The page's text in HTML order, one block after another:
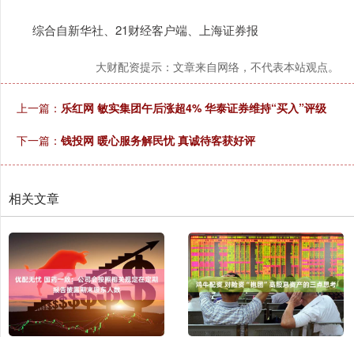
综合自新华社、21财经客户端、上海证券报
大财配资提示：文章来自网络，不代表本站观点。
上一篇： 乐红网 敏实集团午后涨超4% 华泰证券维持“买入”评级
下一篇： 钱投网 暖心服务解民忧 真诚待客获好评
相关文章